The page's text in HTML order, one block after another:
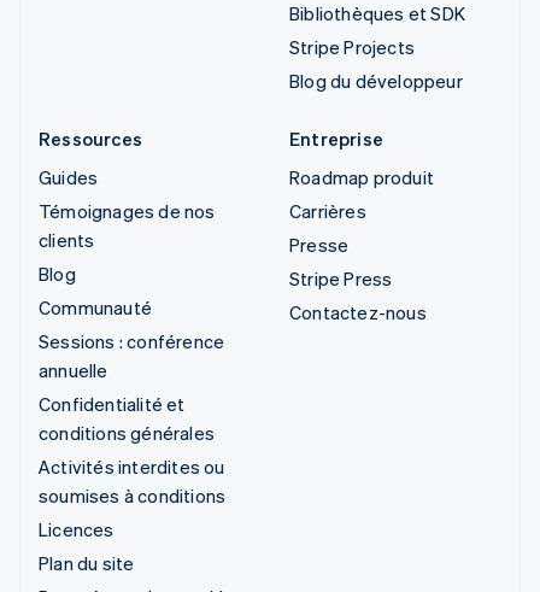
Bibliothèques et SDK
Stripe Projects
Blog du développeur
Ressources
Guides
Témoignages de nos
clients
Blog
Communauté
Sessions : conférence
annuelle
Confidentialité et
conditions générales
Activités interdites ou
soumises à conditions
Licences
Plan du site
Entreprise
Roadmap produit
Carrières
Presse
Stripe Press
Contactez-nous